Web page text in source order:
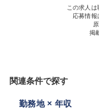
この求人は
応募情報
掲
関連条件で探す
勤務地 × 年収